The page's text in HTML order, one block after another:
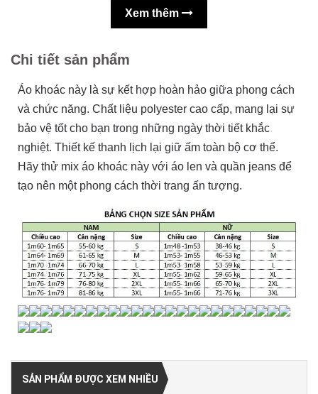
Xem thêm
Chi tiết sản phẩm
Áo khoác này là sự kết hợp hoàn hảo giữa phong cách
và chức năng. Chất liệu polyester cao cấp, mang lại sự
bảo vệ tốt cho bạn trong những ngày thời tiết khắc
nghiệt. Thiết kế thanh lịch lại giữ ấm toàn bộ cơ thể.
Hãy thử mix áo khoác này với áo len và quần jeans để
tạo nên một phong cách thời trang ấn tượng.
SẢN PHẨM ĐƯỢC XEM NHIỀU